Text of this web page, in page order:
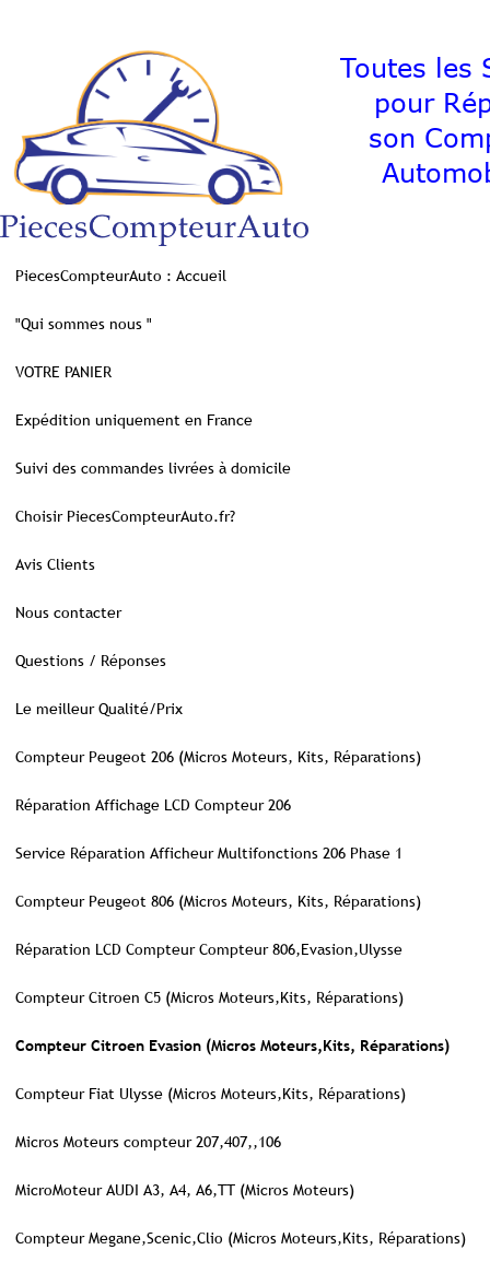
Toutes les
pour
son
PiecesCompteurAuto : Accueil
"Qui sommes nous "
VOTRE PANIER
Expédition uniquement en France
Suivi des commandes livrées à domicile
Choisir PiecesCompteurAuto.fr?
Avis Clients
Nous contacter
Questions / Réponses
Le meilleur Qualité/Prix
Compteur Peugeot 206 (Micros Moteurs, Kits, Réparations)
Réparation Affichage LCD Compteur 206
Service Réparation Afficheur Multifonctions 206 Phase 1
Compteur Peugeot 806 (Micros Moteurs, Kits, Réparations)
Réparation LCD Compteur Compteur 806,Evasion,Ulysse
Compteur Citroen C5 (Micros Moteurs,Kits, Réparations)
Compteur Citroen Evasion (Micros Moteurs,Kits, Réparations)
Compteur Fiat Ulysse (Micros Moteurs,Kits, Réparations)
Micros Moteurs compteur 207,407,,106
MicroMoteur AUDI A3, A4, A6,TT (Micros Moteurs)
Compteur Megane,Scenic,Clio (Micros Moteurs,Kits, Réparations)